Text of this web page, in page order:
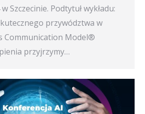
Szczecinie. Podtytuł wykładu:
przywództwa w
Communication Model®
przyjrzymy…